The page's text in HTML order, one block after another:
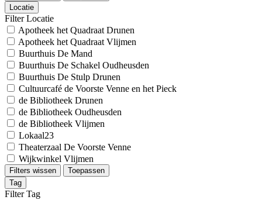
Locatie
Filter Locatie
Apotheek het Quadraat Drunen
Apotheek het Quadraat Vlijmen
Buurthuis De Mand
Buurthuis De Schakel Oudheusden
Buurthuis De Stulp Drunen
Cultuurcafé de Voorste Venne en het Pieck
de Bibliotheek Drunen
de Bibliotheek Oudheusden
de Bibliotheek Vlijmen
Lokaal23
Theaterzaal De Voorste Venne
Wijkwinkel Vlijmen
Filters wissen
Toepassen
Tag
Filter Tag